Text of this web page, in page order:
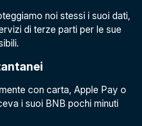
noi stessi i suoi dati,
di terze parti per le sue
con carta, Apple Pay o
i suoi BNB pochi minuti